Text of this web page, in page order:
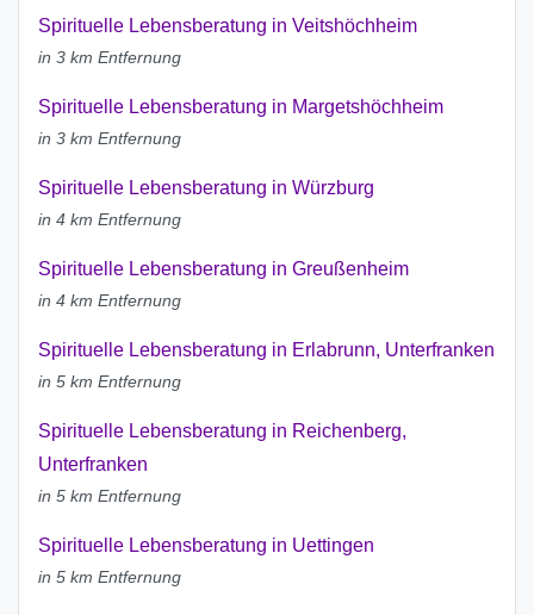
Spirituelle Lebensberatung in Veitshöchheim
in 3 km Entfernung
Spirituelle Lebensberatung in Margetshöchheim
in 3 km Entfernung
Spirituelle Lebensberatung in Würzburg
in 4 km Entfernung
Spirituelle Lebensberatung in Greußenheim
in 4 km Entfernung
Spirituelle Lebensberatung in Erlabrunn, Unterfranken
in 5 km Entfernung
Spirituelle Lebensberatung in Reichenberg,
Unterfranken
in 5 km Entfernung
Spirituelle Lebensberatung in Uettingen
in 5 km Entfernung